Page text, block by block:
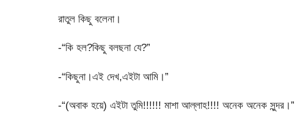
রাতুল কিছু বলেনা।
-“কি হল?কিছু বলছনা যে?”
-“কিছুনা।এই দেখ,এইটা আমি।”
-“(অবাক হয়ে) এইটা তুমি!!!!!! মাশা আল্লাহ!!!! অনেক অনেক সুন্দর।”